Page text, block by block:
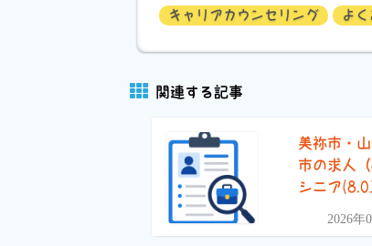
キャリアカウンセリング よ
関連する記事
美祢市・
市の求人（
シニア
2026年